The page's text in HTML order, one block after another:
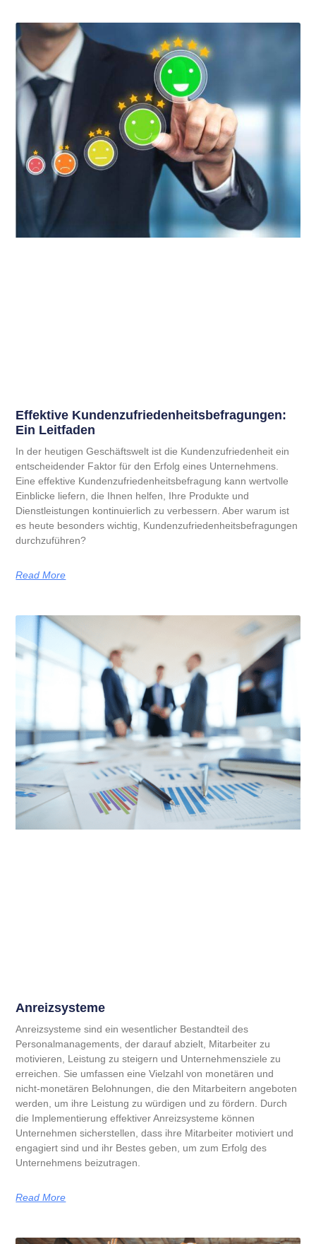
Effektive Kundenzufrieden­heitsbefragungen:
Ein Leitfaden
In der heutigen Geschäftswelt ist die Kundenzufriedenheit ein
entscheidender Faktor für den Erfolg eines Unternehmens.
Eine effektive Kundenzufriedenheitsbefragung kann wertvolle
Einblicke liefern, die Ihnen helfen, Ihre Produkte und
Dienstleistungen kontinuierlich zu verbessern. Aber warum ist
es heute besonders wichtig, Kundenzufriedenheitsbefragungen
durchzuführen?
Read More
Anreizsysteme
Anreizsysteme sind ein wesentlicher Bestandteil des
Personalmanagements, der darauf abzielt, Mitarbeiter zu
motivieren, Leistung zu steigern und Unternehmensziele zu
erreichen. Sie umfassen eine Vielzahl von monetären und
nicht-monetären Belohnungen, die den Mitarbeitern angeboten
werden, um ihre Leistung zu würdigen und zu fördern. Durch
die Implementierung effektiver Anreizsysteme können
Unternehmen sicherstellen, dass ihre Mitarbeiter motiviert und
engagiert sind und ihr Bestes geben, um zum Erfolg des
Unternehmens beizutragen.
Read More